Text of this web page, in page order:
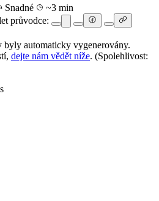
Snadné ~3 min
průvodce:
byly automaticky vygenerovány.
dejte nám vědět níže. (Spolehlivost: